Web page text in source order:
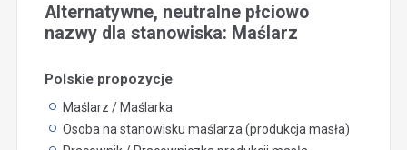
Alternatywne, neutralne płciowo
nazwy dla stanowiska: Maślarz
Polskie propozycje
Maślarz / Maślarka
Osoba na stanowisku maślarza (produkcja masła)